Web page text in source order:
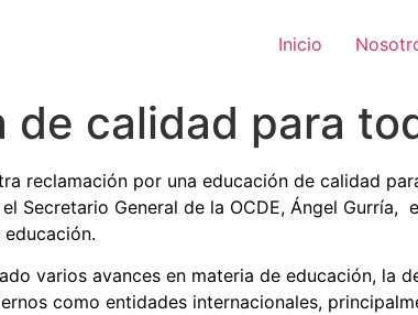
Inicio
de calidad para
reclamación por una educación de calidad
Secretario General de la OCDE, Ángel
varios avances en materia de educación, la
como entidades internacionales,